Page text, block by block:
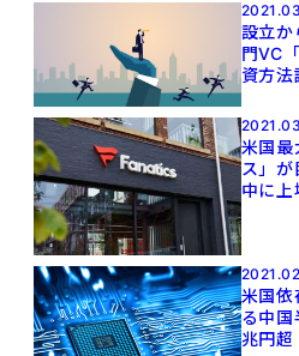
設立
門VC
資方法
米国最
ス」
中に上
米国
る中
兆円超